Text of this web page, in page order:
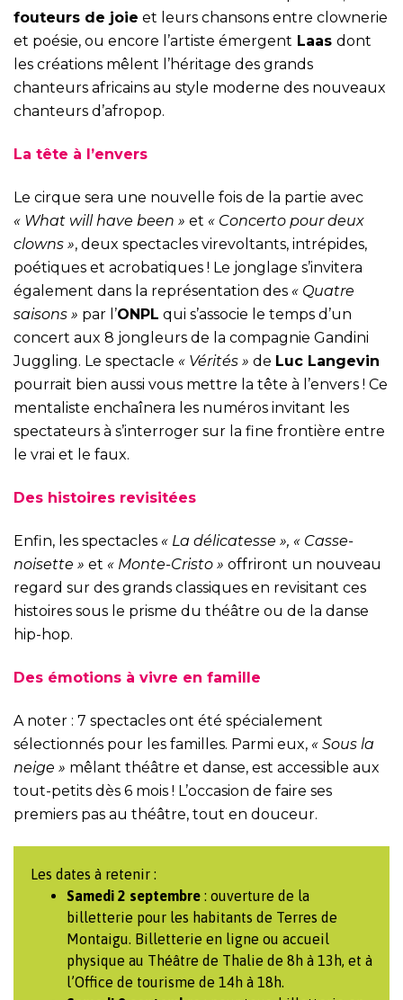
fouteurs de joie et leurs chansons entre clownerie
et poésie, ou encore l’artiste émergent Laas dont
les créations mêlent l’héritage des grands
chanteurs africains au style moderne des nouveaux
chanteurs d’afropop.
La tête à l’envers
Le cirque sera une nouvelle fois de la partie avec
« What will have been » et « Concerto pour deux
clowns », deux spectacles virevoltants, intrépides,
poétiques et acrobatiques ! Le jonglage s’invitera
également dans la représentation des « Quatre
saisons » par l’ONPL qui s’associe le temps d’un
concert aux 8 jongleurs de la compagnie Gandini
Juggling. Le spectacle « Vérités » de Luc Langevin
pourrait bien aussi vous mettre la tête à l’envers ! Ce
mentaliste enchaînera les numéros invitant les
spectateurs à s’interroger sur la fine frontière entre
le vrai et le faux.
Des histoires revisitées
Enfin, les spectacles « La délicatesse », « Casse-
noisette » et « Monte-Cristo » offriront un nouveau
regard sur des grands classiques en revisitant ces
histoires sous le prisme du théâtre ou de la danse
hip-hop.
Des émotions à vivre en famille
A noter : 7 spectacles ont été spécialement
sélectionnés pour les familles. Parmi eux, « Sous la
neige » mêlant théâtre et danse, est accessible aux
tout-petits dès 6 mois ! L’occasion de faire ses
premiers pas au théâtre, tout en douceur.
Les dates à retenir :
Samedi 2 septembre : ouverture de la
billetterie pour les habitants de Terres de
Montaigu. Billetterie en ligne ou accueil
physique au Théâtre de Thalie de 8h à 13h, et à
l’Office de tourisme de 14h à 18h.